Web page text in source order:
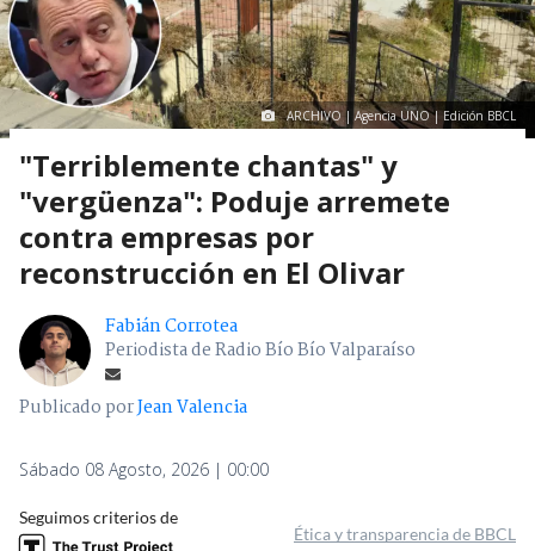
ARCHIVO | Agencia UNO | Edición BBCL
"Terriblemente chantas" y
"vergüenza": Poduje arremete
contra empresas por
reconstrucción en El Olivar
Fabián Corrotea
Periodista de Radio Bío Bío Valparaíso
Publicado porJean Valencia
Sábado 08 Agosto, 2026 | 00:00
Seguimos criterios de
Ética y transparencia de BBCL